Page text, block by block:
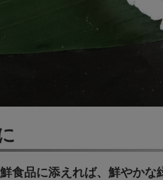
食品に添えれば、鮮やか